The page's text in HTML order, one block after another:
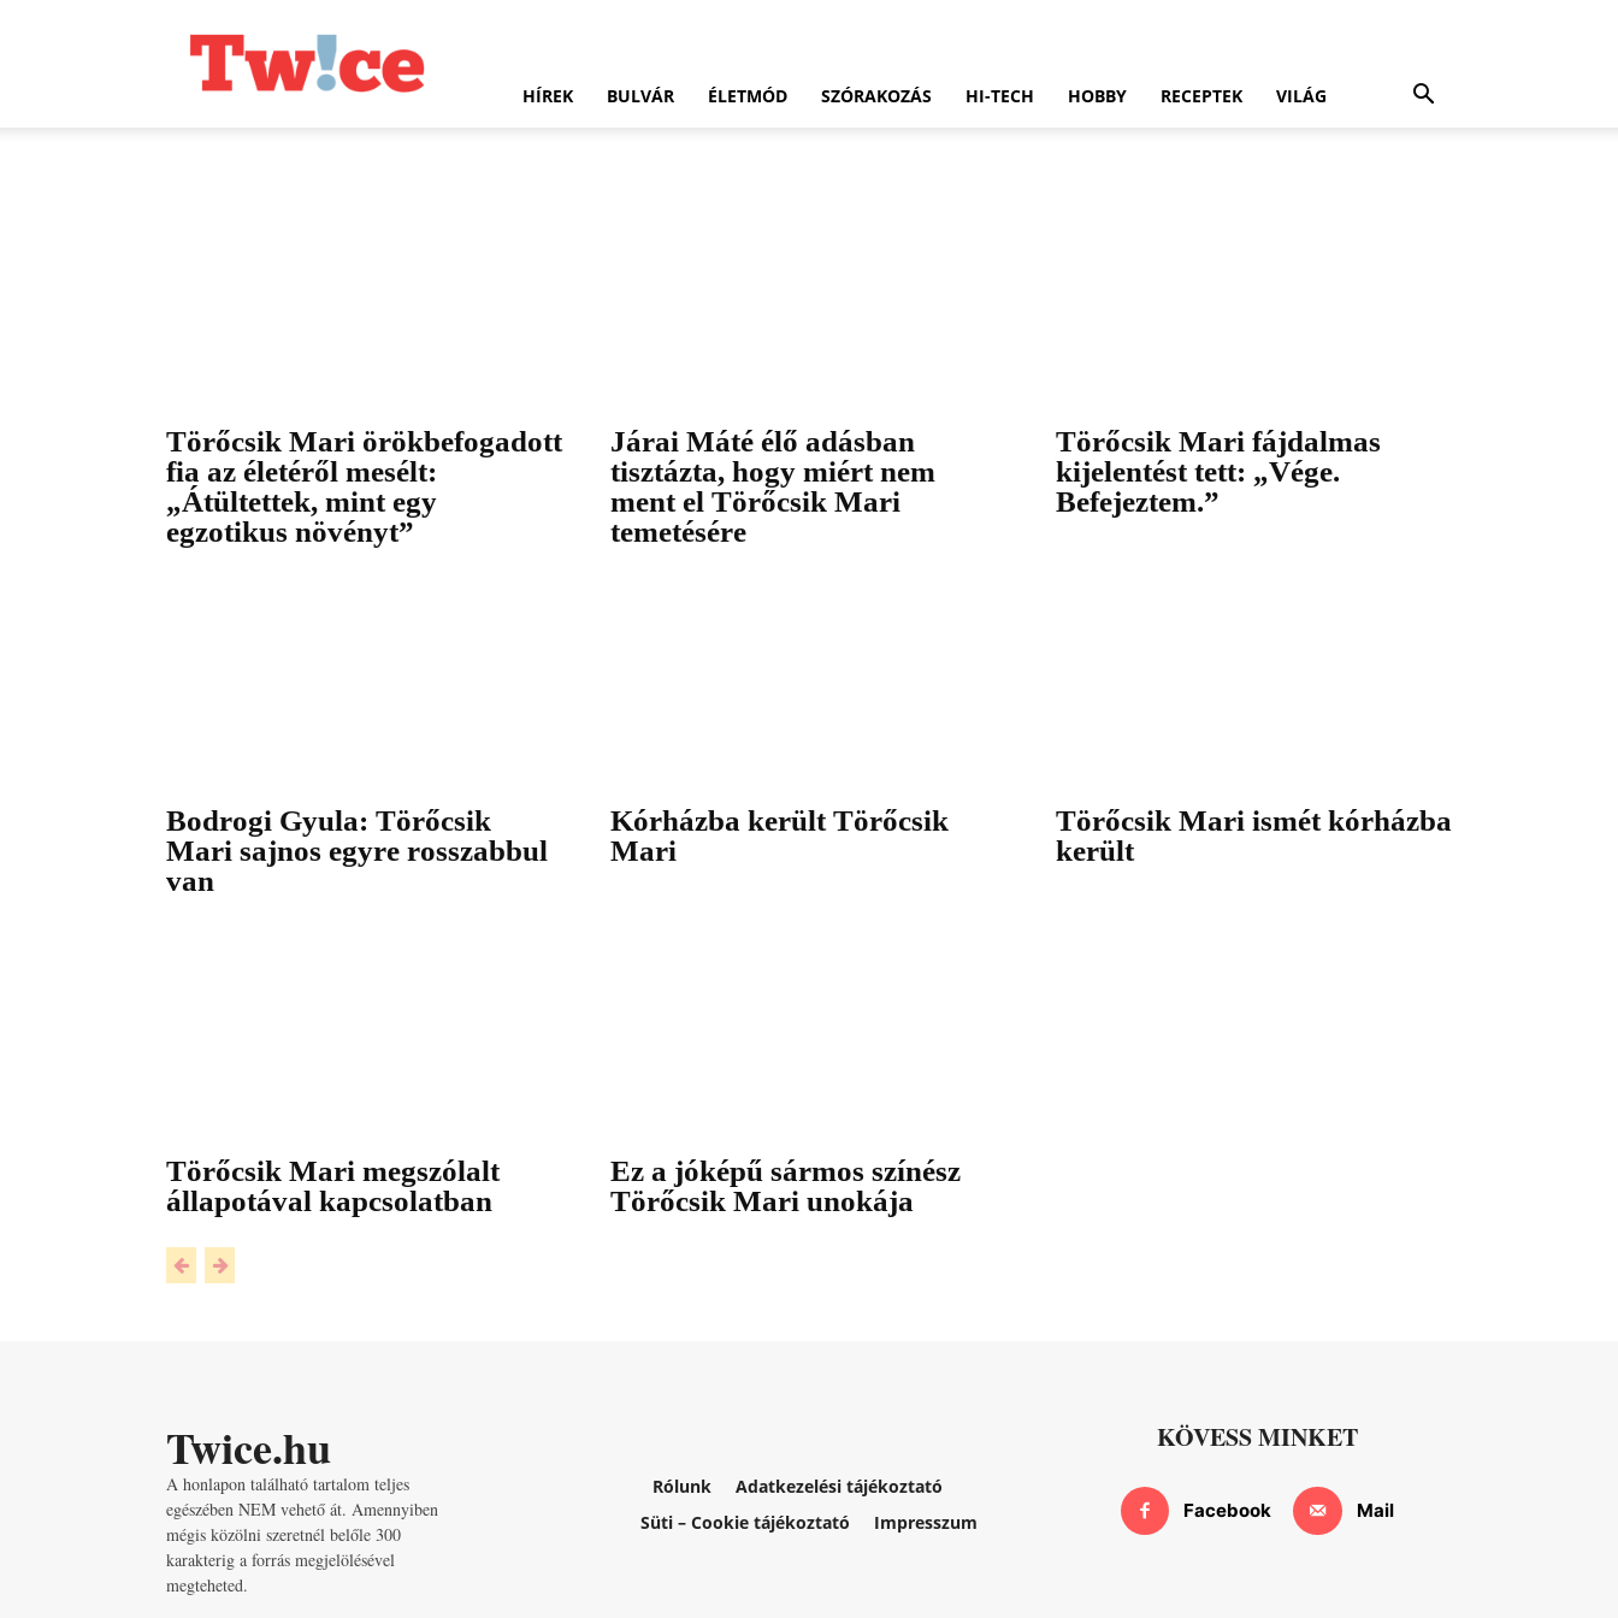
HÍREK BULVÁR ÉLETMÓD SZÓRAKOZÁS HI-TECH HOBBY RECEPTEK VILÁG
Törőcsik Mari örökbefogadott
fia az életéről mesélt:
„Átültettek, mint egy
egzotikus növényt”
Járai Máté élő adásban
tisztázta, hogy miért nem
ment el Törőcsik Mari
temetésére
Törőcsik Mari fájdalmas
kijelentést tett: „Vége.
Befejeztem.”
Bodrogi Gyula: Törőcsik
Mari sajnos egyre rosszabbul
van
Kórházba került Törőcsik
Mari
Törőcsik Mari ismét kórházba
került
Törőcsik Mari megszólalt
állapotával kapcsolatban
Ez a jóképű sármos színész
Törőcsik Mari unokája
Twice.hu
A honlapon található tartalom teljes
egészében NEM vehető át. Amennyiben
mégis közölni szeretnél belőle 300
karakterig a forrás megjelölésével
megteheted.
Rólunk
Adatkezelési tájékoztató
Süti – Cookie tájékoztató
Impresszum
KÖVESS MINKET
Facebook Mail